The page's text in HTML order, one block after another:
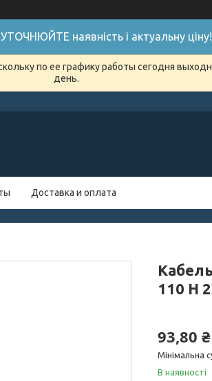
наявність і актуальну
по ее графику работы сегодня
день.
Доставка и оплата
110 H
93,80 ₴
Мінімальна
В наявності